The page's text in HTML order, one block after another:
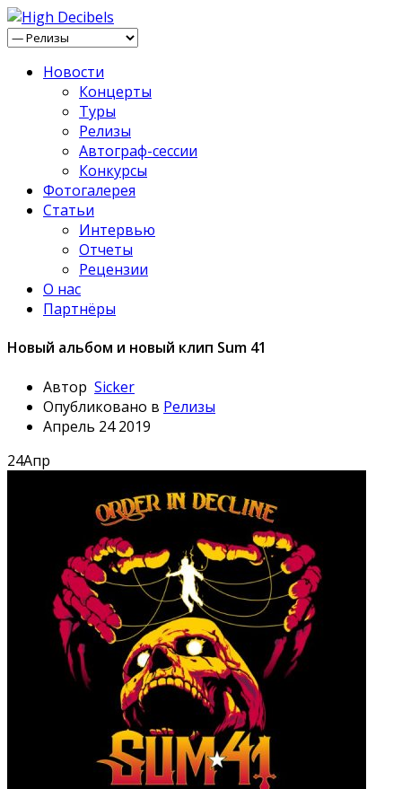
Новости
Концерты
Туры
Релизы
Автограф-сессии
Конкурсы
Фотогалерея
Статьи
Интервью
Отчеты
Рецензии
О нас
Партнёры
Новый альбом и новый клип Sum 41
Автор Sicker
Опубликовано в Релизы
Апрель 24 2019
24Апр